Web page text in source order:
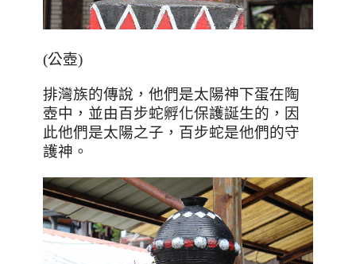
(公壺)
排灣族的傳說，他們是太陽神下蛋在陶
壺中，並由百步蛇孵化保護誕生的，因
此他們是太陽之子，百步蛇是他們的守
護神。